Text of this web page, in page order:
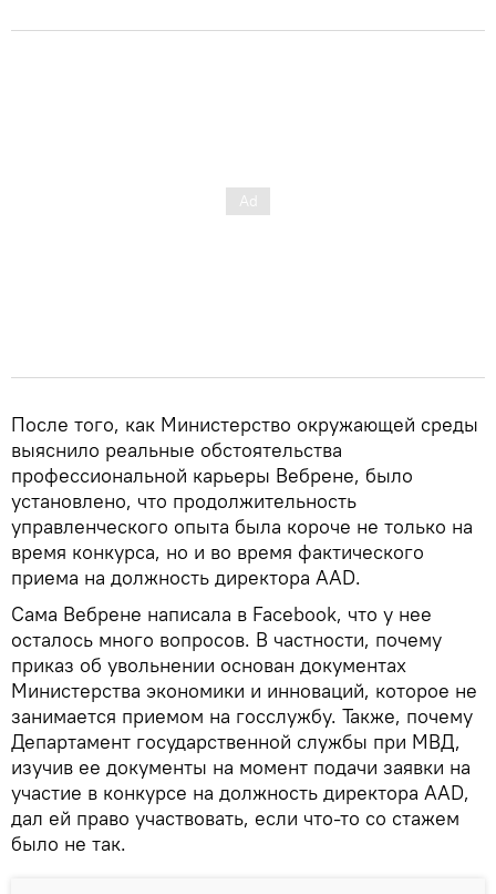
После того, как Министерство окружающей среды
выяснило реальные обстоятельства
профессиональной карьеры Вебрене, было
установлено, что продолжительность
управленческого опыта была короче не только на
время конкурса, но и во время фактического
приема на должность директора AAD.
Сама Вебрене написала в Facebook, что у нее
осталось много вопросов. В частности, почему
приказ об увольнении основан документах
Министерства экономики и инноваций, которое не
занимается приемом на госслужбу. Также, почему
Департамент государственной службы при МВД,
изучив ее документы на момент подачи заявки на
участие в конкурсе на должность директора AAD,
дал ей право участвовать, если что-то со стажем
было не так.